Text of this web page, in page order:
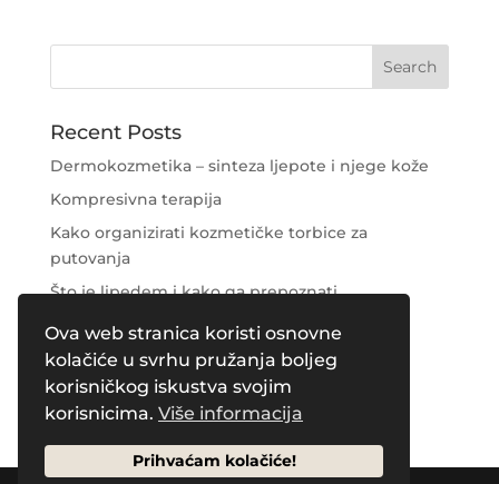
Ova web stranica koristi osnovne
kolačiće u svrhu pružanja boljeg
korisničkog iskustva svojim
korisnicima. Više informacija
Prihvaćam kolačiće!
Recent Posts
Dermokozmetika – sinteza ljepote i njege kože
Kompresivna terapija
Kako organizirati kozmetičke torbice za
putovanja
Što je lipedem i kako ga prepoznati
Njega područja oko očiju
Recent Comments